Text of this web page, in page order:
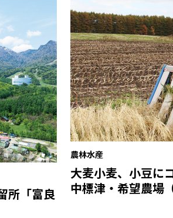
所「富良
農林水産
大麦小麦、小豆に
中標津・希望農場